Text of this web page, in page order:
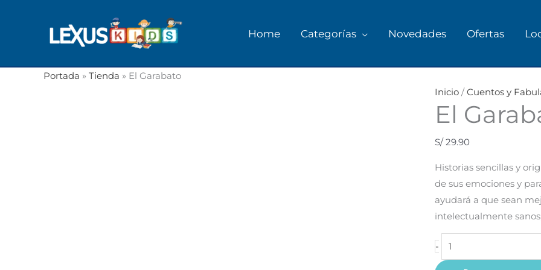
Home Categorías Novedades Ofertas
Portada » Tienda » El Garabato
Inicio /Cuentos y
El
S/29.90
Historias sencillas y
de sus emociones y
ayudará a que sean
intelectualmente
-
Garabato
cantidad